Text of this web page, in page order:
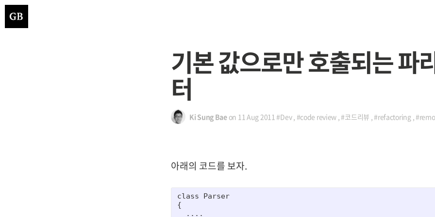
기본 값으로만 호출되는 파
터
Ki Sung Baeon 11 Aug 2011#Dev, #code review ,#코드리뷰 ,#refactoring ,
아래의 코드를 보자.
class Parser
{
  ....